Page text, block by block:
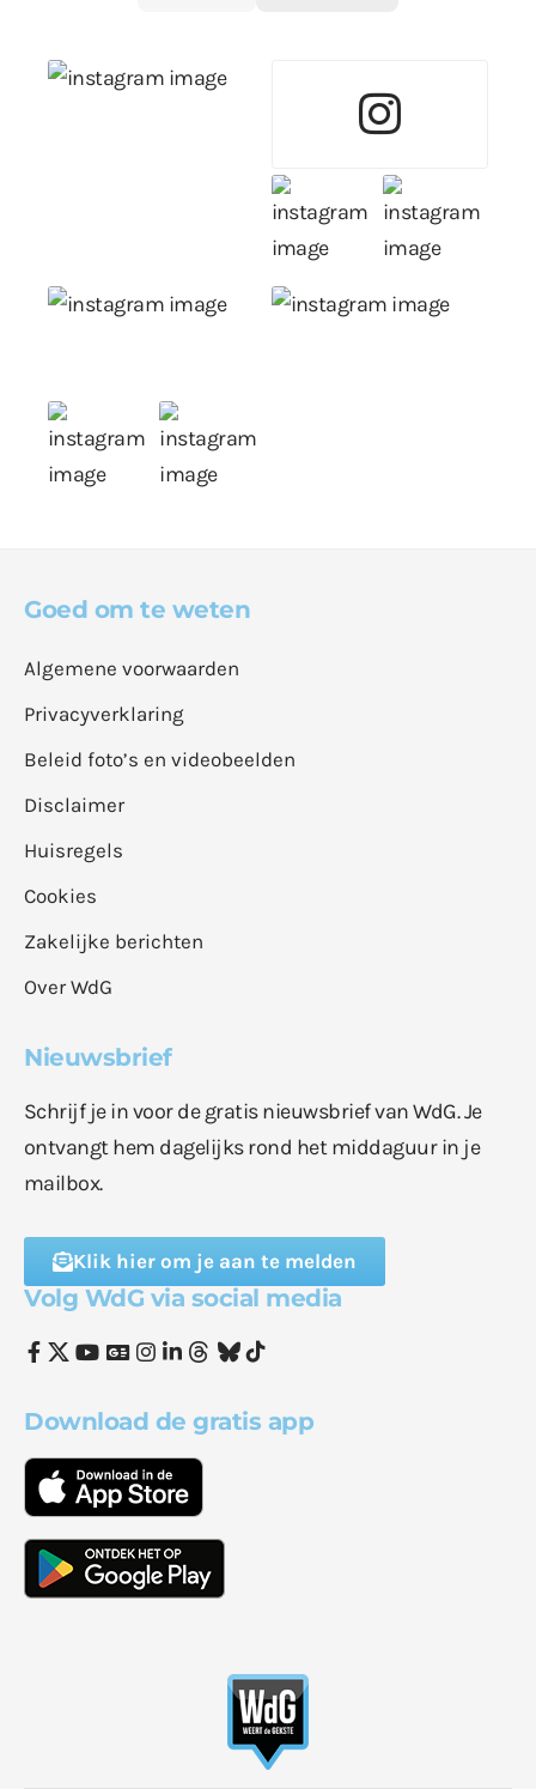
Goed om te weten
Algemene voorwaarden
Privacyverklaring
Beleid foto’s en videobeelden
Disclaimer
Huisregels
Cookies
Zakelijke berichten
Over WdG
Nieuwsbrief
Schrijf je in voor de gratis nieuwsbrief van WdG. Je
ontvangt hem dagelijks rond het middaguur in je
mailbox.
Klik hier om je aan te melden
Volg WdG via social media
Download de gratis app